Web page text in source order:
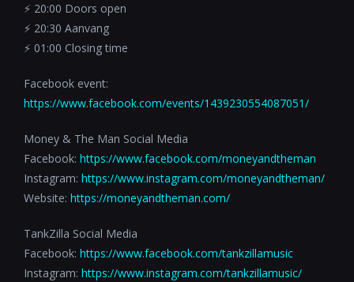
⚡️ 20:00 Doors open
⚡️ 20:30 Aanvang
⚡️ 01:00 Closing time
Facebook event:
https://www.facebook.com/events/1439230554087051/
Money & The Man Social Media
Facebook: https://www.facebook.com/moneyandtheman
Instagram: https://www.instagram.com/moneyandtheman/
Website: https://moneyandtheman.com/
TankZilla Social Media
Facebook: https://www.facebook.com/tankzillamusic
Instagram: https://www.instagram.com/tankzillamusic/